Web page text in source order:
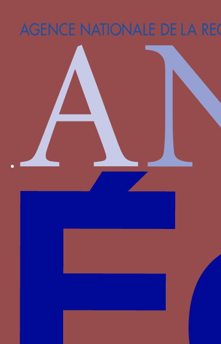
Savoisy
Valois-Alençon
Visconti
Wittelsbach
d'Anglure
du Monceau de Tignonville
Partenaires
>
faucon
Un faucon essorant associé au